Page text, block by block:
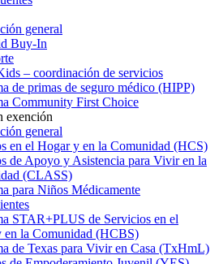
general
Buy-In
– coordinación de servicios
de primas de seguro médico (HIPP)
Community First Choice
exención
general
en el Hogar y en la Comunidad (HCS)
de Apoyo y Asistencia para Vivir en la
(CLASS)
para Niños Médicamente
STAR+PLUS de Servicios en el
en la Comunidad (HCBS)
de Texas para Vivir en Casa (TxHmL)